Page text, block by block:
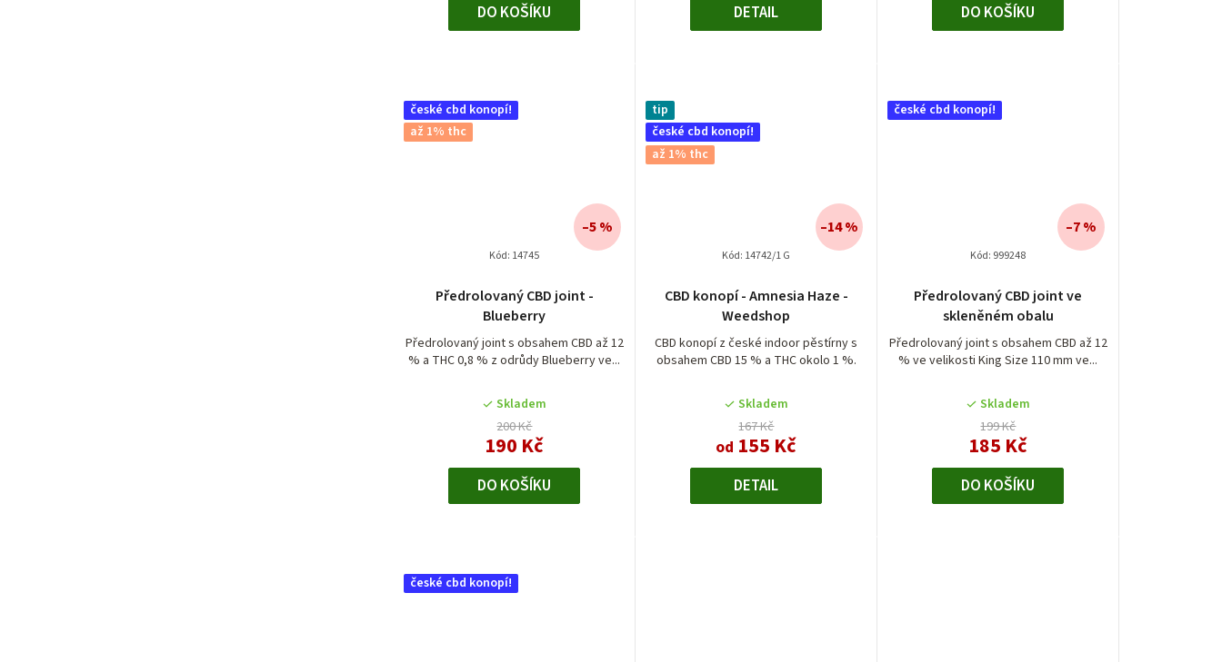
DO KOŠÍKU DETAIL DO KOŠÍKU
české cbd konopí!
až 1% thc
Předrolovaný CBD joint -
Blueberry
Předrolovaný joint s obsahem CBD až 12
% a THC 0,8 % z odrůdy Blueberry ve...
hodnocení
produktu
je
5,0
5
hvězdiček.
Skladem
200 Kč
190 Kč
–5 %
DO KOŠÍKU
Kód: 14745
tip
české cbd konopí!
až 1% thc
CBD konopí - Amnesia Haze -
Weedshop
CBD konopí z české indoor pěstírny s
obsahem CBD 15 % a THC okolo 1 %.
hodnocení
produktu
je
5,0
5
hvězdiček.
Skladem
167 Kč
od 155 Kč
–14 %
DETAIL
Kód: 14742/1 G
české cbd konopí!
Předrolovaný CBD joint ve
skleněném obalu
Předrolovaný joint s obsahem CBD až 12
% ve velikosti King Size 110 mm ve...
hodnocení
produktu
je
4,6
5
hvězdiček.
Skladem
199 Kč
185 Kč
–7 %
DO KOŠÍKU
Kód: 999248
české cbd konopí!